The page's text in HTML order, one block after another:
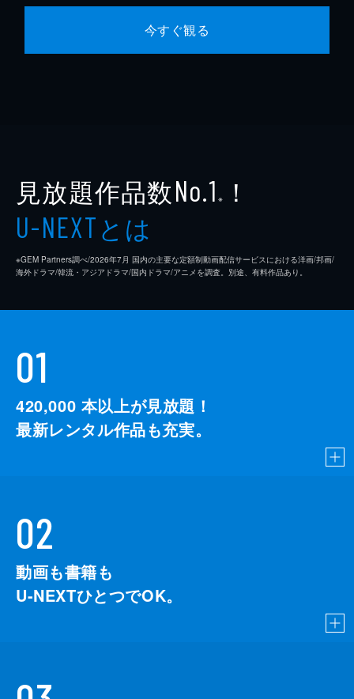
今すぐ観る
見放題作品数No.1 ※ ！
U-NEXTとは
※GEM Partners調べ/2026年7⽉ 国内の主要な定額制動画配信サービスにおける洋画/邦画/
海外ドラマ/韓流・アジアドラマ/国内ドラマ/アニメを調査。別途、有料作品あり。
01
420,000 本以上が見放題！
最新レンタル作品も充実。
02
動画も書籍も
U-NEXTひとつでOK。